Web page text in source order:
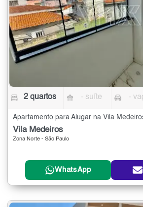
2 quartos - suíte -
Vila Medeiros
Zona Norte - São Paulo
WhatsApp